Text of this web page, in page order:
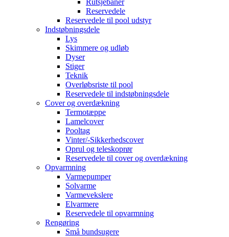
Rutsjebaner
Reservedele
Reservedele til pool udstyr
Indstøbningsdele
Lys
Skimmere og udløb
Dyser
Stiger
Teknik
Overløbsriste til pool
Reservedele til indstøbningsdele
Cover og overdækning
Termotæppe
Lamelcover
Pooltag
Vinter/-Sikkerhedscover
Oprul og teleskoprør
Reservedele til cover og overdækning
Opvarmning
Varmepumper
Solvarme
Varmevekslere
Elvarmere
Reservedele til opvarmning
Rengøring
Små bundsugere